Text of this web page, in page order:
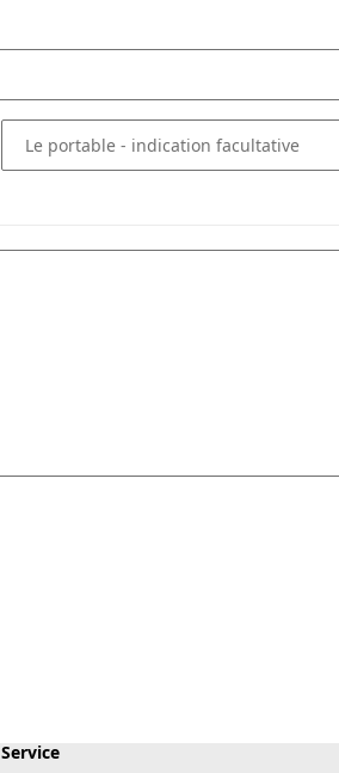
Le portable - indication facultative
Service